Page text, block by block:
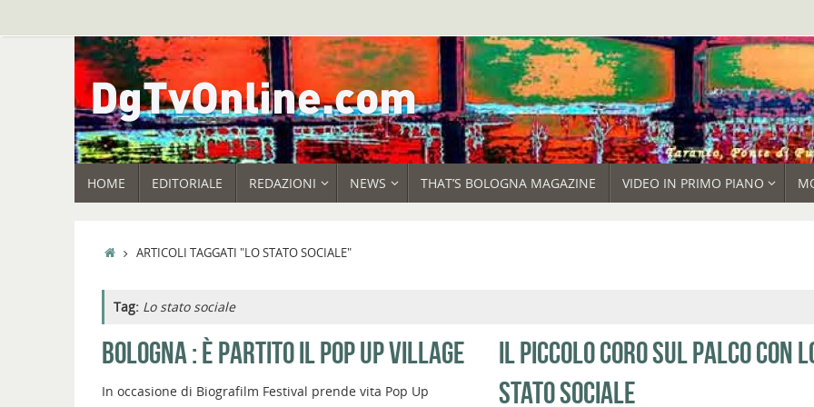
HOME EDITORIALE REDAZIONI NEWS THAT’S BOLOGNA MAGAZINE VIDEO IN PRIMO PIANO
HOMEARTICOLI TAGGATI "LO STATO SOCIALE"
Tag: Lo stato sociale
BOLOGNA : È PARTITO IL POP UP VILLAGE
In occasione di Biografilm Festival prende vita Pop Up
IL PICCOLO CORO SUL PALCO CON
STATO SOCIALE